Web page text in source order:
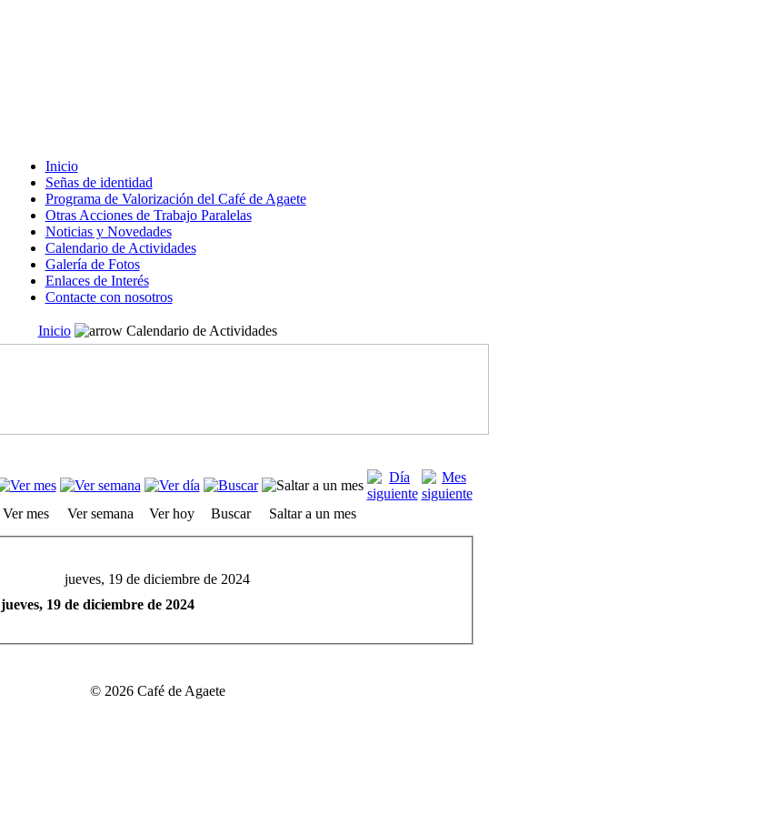
Inicio
Señas de identidad
Programa de Valorización del Café de Agaete
Otras Acciones de Trabajo Paralelas
Noticias y Novedades
Calendario de Actividades
Galería de Fotos
Enlaces de Interés
Contacte con nosotros
Inicio Calendario de Actividades
Ver mes Ver semana Ver hoy Buscar
Saltar a un mes
jueves, 19 de diciembre de 2024
jueves, 19 de diciembre de 2024
© 2026 Café de Agaete